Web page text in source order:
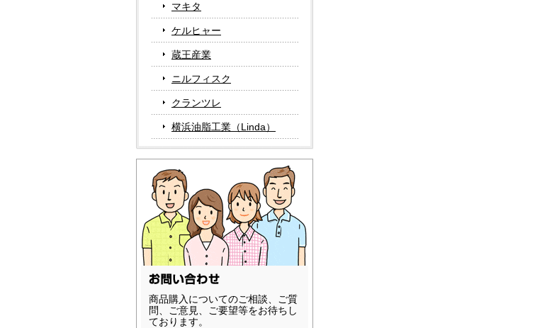
マキタ
ケルヒャー
蔵王産業
ニルフィスク
クランツレ
横浜油脂工業（Linda）
商品購入についてのご相談、ご質
問、ご意見、ご要望等をお待ちし
ております。